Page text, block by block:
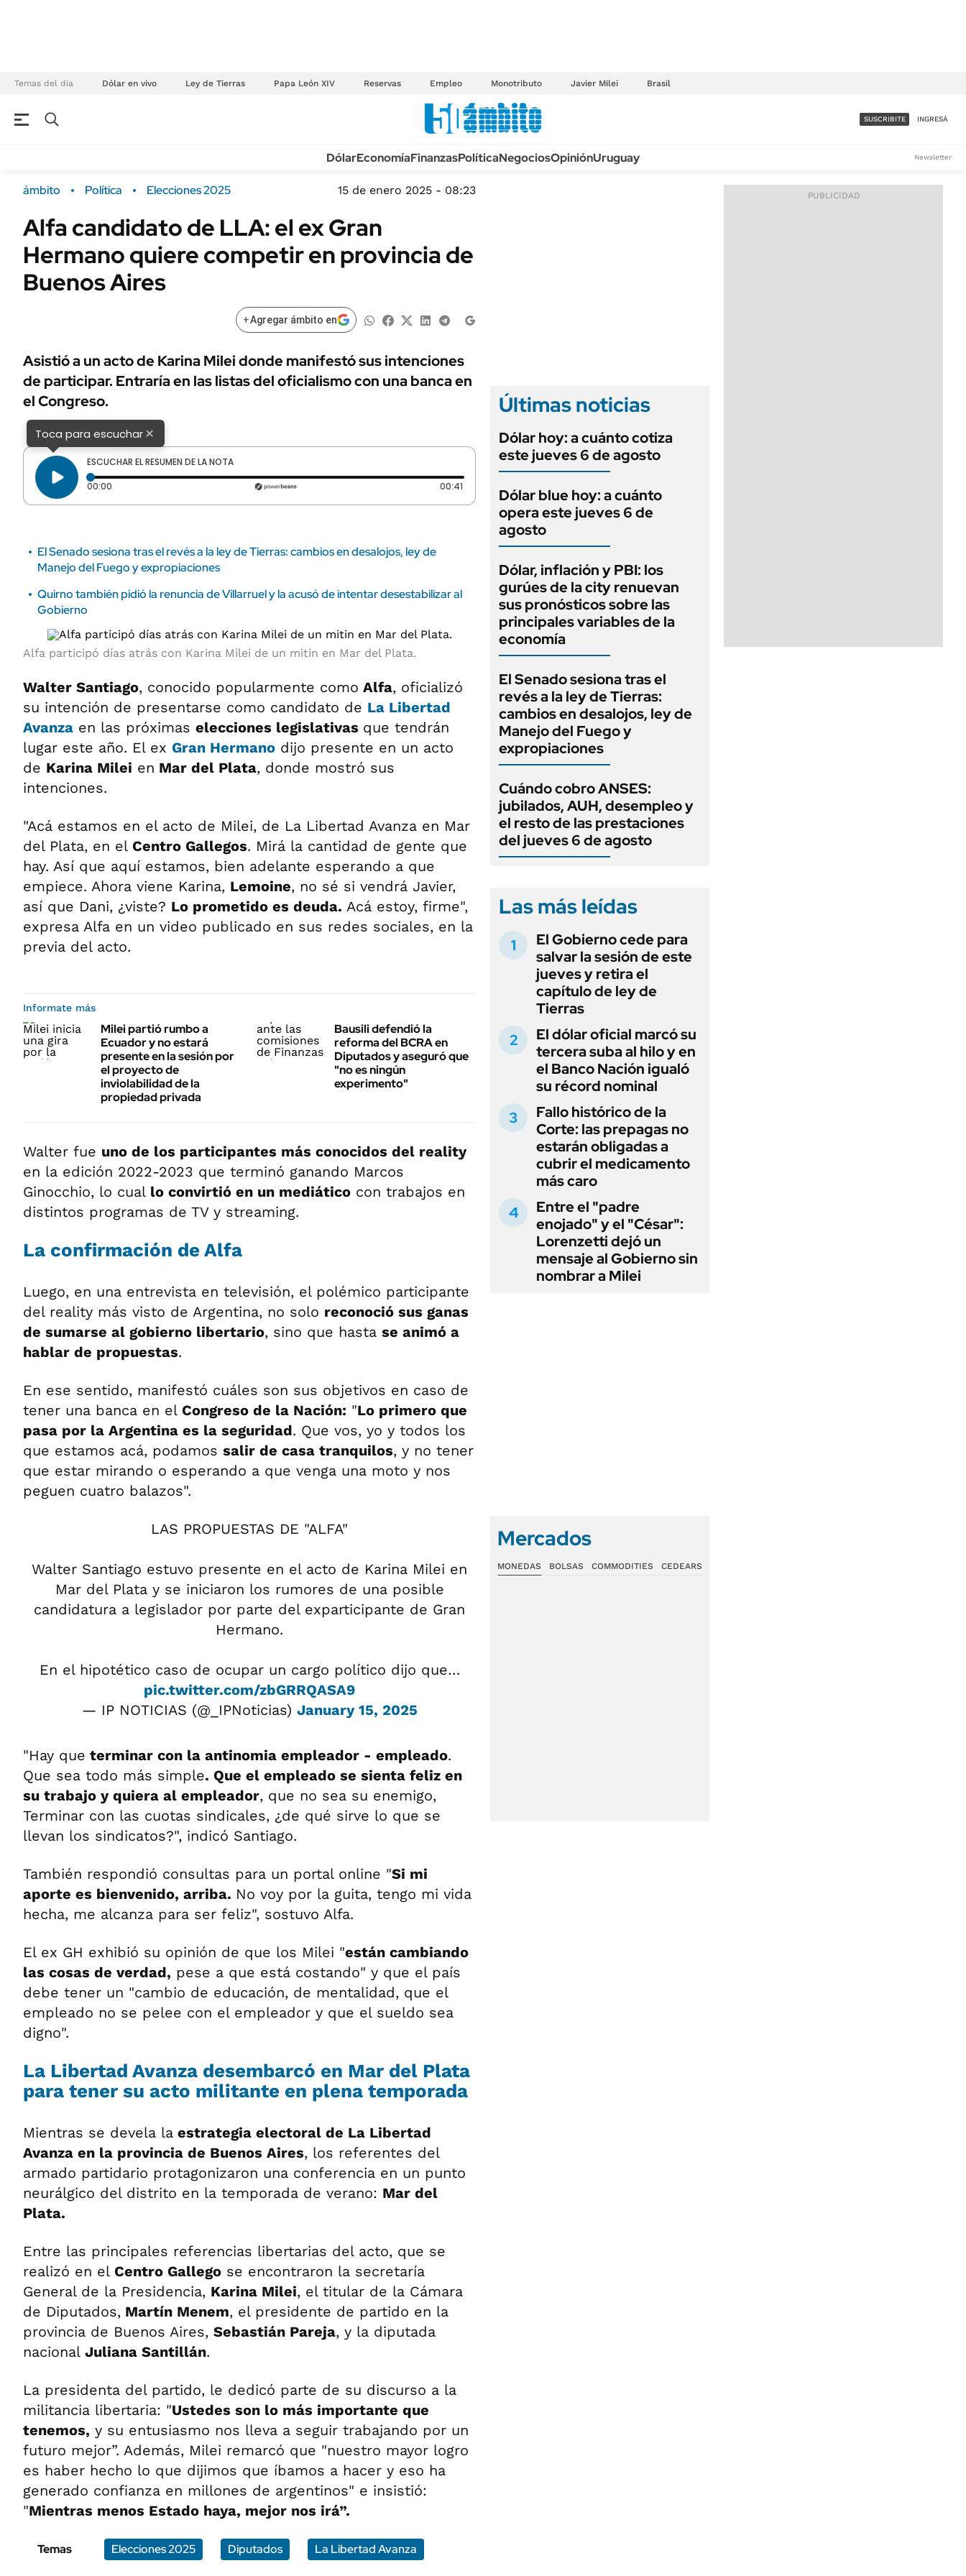
Temas del día Dólar en vivo Ley de Tierras Papa León XIV Reservas Empleo Monotributo Javier Milei Brasil
Campo
FINANZAS
Dólar
Sustentabilidad
ENERGY REPORT
URUGUAY
TECNOLOGÍA
MÉXICO
MUNDO
INFORMACIÓN GENERAL
AUTOS
ACCESO FULL - $1.800/MES
SUSCRIBITE INGRESÁ
DólarEconomíaFinanzasPolíticaNegociosOpiniónUruguay Newsletter
ámbito Política Elecciones 2025 15 de enero 2025 - 08:23
Alfa candidato de LLA: el ex Gran
Hermano quiere competir en provincia de
Buenos Aires
+Agregar ámbito en
Asistió a un acto de Karina Milei donde manifestó sus intenciones
de participar. Entraría en las listas del oficialismo con una banca en
el Congreso.
Toca para escuchar×
ESCUCHAR EL RESUMEN DE LA NOTA
00:00 Tiempo transcurrido: 0 segundos 00:41
El Senado sesiona tras el revés a la ley de Tierras: cambios en desalojos, ley de
Manejo del Fuego y expropiaciones
Quirno también pidió la renuncia de Villarruel y la acusó de intentar desestabilizar al
Gobierno
Alfa participó días atrás con Karina Milei de un mitin en Mar del Plata.
Walter Santiago, conocido popularmente como Alfa, oficializó
su intención de presentarse como candidato de La Libertad
Avanza en las próximas elecciones legislativas que tendrán
lugar este año. El ex Gran Hermano dijo presente en un acto
de Karina Milei en Mar del Plata, donde mostró sus
intenciones.
"Acá estamos en el acto de Milei, de La Libertad Avanza en Mar
del Plata, en el Centro Gallegos. Mirá la cantidad de gente que
hay. Así que aquí estamos, bien adelante esperando a que
empiece. Ahora viene Karina, Lemoine, no sé si vendrá Javier,
así que Dani, ¿viste? Lo prometido es deuda. Acá estoy, firme",
expresa Alfa en un video publicado en sus redes sociales, en la
previa del acto.
Informate más
Milei partió rumbo a
Ecuador y no estará
presente en la sesión por
el proyecto de
inviolabilidad de la
propiedad privada
Bausili defendió la
reforma del BCRA en
Diputados y aseguró que
"no es ningún
experimento"
Walter fue uno de los participantes más conocidos del reality
en la edición 2022-2023 que terminó ganando Marcos
Ginocchio, lo cual lo convirtió en un mediático con trabajos en
distintos programas de TV y streaming.
La confirmación de Alfa
Luego, en una entrevista en televisión, el polémico participante
del reality más visto de Argentina, no solo reconoció sus ganas
de sumarse al gobierno libertario, sino que hasta se animó a
hablar de propuestas.
En ese sentido, manifestó cuáles son sus objetivos en caso de
tener una banca en el Congreso de la Nación: "Lo primero que
pasa por la Argentina es la seguridad. Que vos, yo y todos los
que estamos acá, podamos salir de casa tranquilos, y no tener
que estar mirando o esperando a que venga una moto y nos
peguen cuatro balazos".
LAS PROPUESTAS DE "ALFA"
Walter Santiago estuvo presente en el acto de Karina Milei en
Mar del Plata y se iniciaron los rumores de una posible
candidatura a legislador por parte del exparticipante de Gran
Hermano.
En el hipotético caso de ocupar un cargo político dijo que…
pic.twitter.com/zbGRRQASA9
— IP NOTICIAS (@_IPNoticias) January 15, 2025
"Hay que terminar con la antinomia empleador - empleado.
Que sea todo más simple. Que el empleado se sienta feliz en
su trabajo y quiera al empleador, que no sea su enemigo,
Terminar con las cuotas sindicales, ¿de qué sirve lo que se
llevan los sindicatos?", indicó Santiago.
También respondió consultas para un portal online "Si mi
aporte es bienvenido, arriba. No voy por la guita, tengo mi vida
hecha, me alcanza para ser feliz", sostuvo Alfa.
El ex GH exhibió su opinión de que los Milei "están cambiando
las cosas de verdad, pese a que está costando" y que el país
debe tener un "cambio de educación, de mentalidad, que el
empleado no se pelee con el empleador y que el sueldo sea
digno".
La Libertad Avanza desembarcó en Mar del Plata
para tener su acto militante en plena temporada
Mientras se devela la estrategia electoral de La Libertad
Avanza en la provincia de Buenos Aires, los referentes del
armado partidario protagonizaron una conferencia en un punto
neurálgico del distrito en la temporada de verano: Mar del
Plata.
Entre las principales referencias libertarias del acto, que se
realizó en el Centro Gallego se encontraron la secretaría
General de la Presidencia, Karina Milei, el titular de la Cámara
de Diputados, Martín Menem, el presidente de partido en la
provincia de Buenos Aires, Sebastián Pareja, y la diputada
nacional Juliana Santillán.
La presidenta del partido, le dedicó parte de su discurso a la
militancia libertaria: "Ustedes son lo más importante que
tenemos, y su entusiasmo nos lleva a seguir trabajando por un
futuro mejor”. Además, Milei remarcó que "nuestro mayor logro
es haber hecho lo que dijimos que íbamos a hacer y eso ha
generado confianza en millones de argentinos" e insistió:
"Mientras menos Estado haya, mejor nos irá”.
Temas Elecciones 2025 Diputados La Libertad Avanza
Últimas noticias
Dólar hoy: a cuánto cotiza
este jueves 6 de agosto
Dólar blue hoy: a cuánto
opera este jueves 6 de
agosto
Dólar, inflación y PBI: los
gurúes de la city renuevan
sus pronósticos sobre las
principales variables de la
economía
El Senado sesiona tras el
revés a la ley de Tierras:
cambios en desalojos, ley de
Manejo del Fuego y
expropiaciones
Cuándo cobro ANSES:
jubilados, AUH, desempleo y
el resto de las prestaciones
del jueves 6 de agosto
Las más leídas
El Gobierno cede para
salvar la sesión de este
jueves y retira el
capítulo de ley de
Tierras
El dólar oficial marcó su
tercera suba al hilo y en
el Banco Nación igualó
su récord nominal
Fallo histórico de la
Corte: las prepagas no
estarán obligadas a
cubrir el medicamento
más caro
Entre el "padre
enojado" y el "César":
Lorenzetti dejó un
mensaje al Gobierno sin
nombrar a Milei
Mercados
MONEDAS BOLSAS COMMODITIES CEDEARS